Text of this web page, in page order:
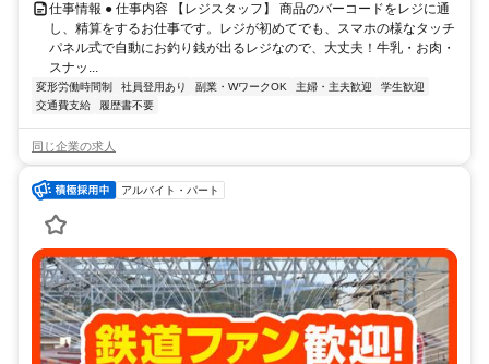
仕事情報 ● 仕事内容 【レジスタッフ】 商品のバーコードをレジに通
し、精算をするお仕事です。レジが初めてでも、スマホの様なタッチ
パネル式で自動にお釣り銭が出るレジなので、大丈夫！牛乳・お肉・
スナッ...
変形労働時間制 社員登用あり 副業・WワークOK 主婦・主夫歓迎
学生歓迎
交通費支給
履歴書不要
同じ企業の求人
アルバイト・パート